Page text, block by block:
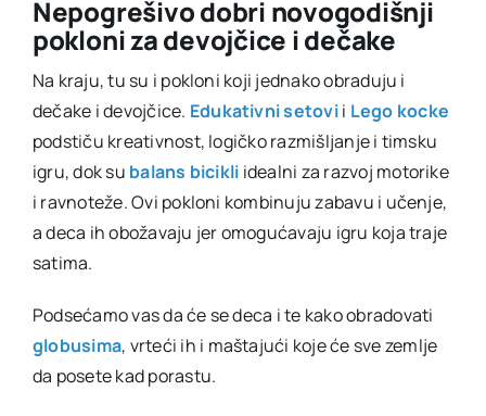
Nepogrešivo dobri novogodišnji
pokloni za devojčice i dečake
Na kraju, tu su i pokloni koji jednako obraduju i
dečake i devojčice. Edukativni setovii Lego kocke
podstiču kreativnost, logičko razmišljanje i timsku
igru, dok su balans bicikli idealni za razvoj motorike
i ravnoteže. Ovi pokloni kombinuju zabavu i učenje,
a deca ih obožavaju jer omogućavaju igru koja traje
satima.
Podsećamo vas da će se deca i te kako obradovati
globusima, vrteći ih i maštajući koje će sve zemlje
da posete kad porastu.